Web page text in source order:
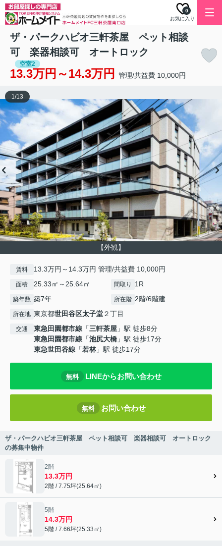
お気に入り
0
ザ・パークハビオ三軒茶屋 ペット相談
可 楽器相談可 オートロック
空室2
13.3万円～14.3万円 管理/共益費 10,000円
【外観】
1/13
賃料 13.3万円～14.3万円 管理/共益費 10,000円
面積 25.33㎡～25.64㎡ 間取り 1R
築年数 築7年 所在階 2階/6階建
所在地 東京都世田谷区太子堂２丁目
交通 東急田園都市線 「三軒茶屋 」駅 徒歩8分
東急田園都市線 「池尻大橋 」駅 徒歩17分
東急世田谷線 「若林」駅 徒歩17分
無料 LINEからお問い合わせ
無料 お問い合わせ
ザ・パークハビオ三軒茶屋 ペット相談可 楽器相談可 オートロック
の募集中物件
2階
13.3万円
2階 / 7.75坪(25.64㎡)
5階
14.3万円
5階 / 7.66坪(25.33㎡)